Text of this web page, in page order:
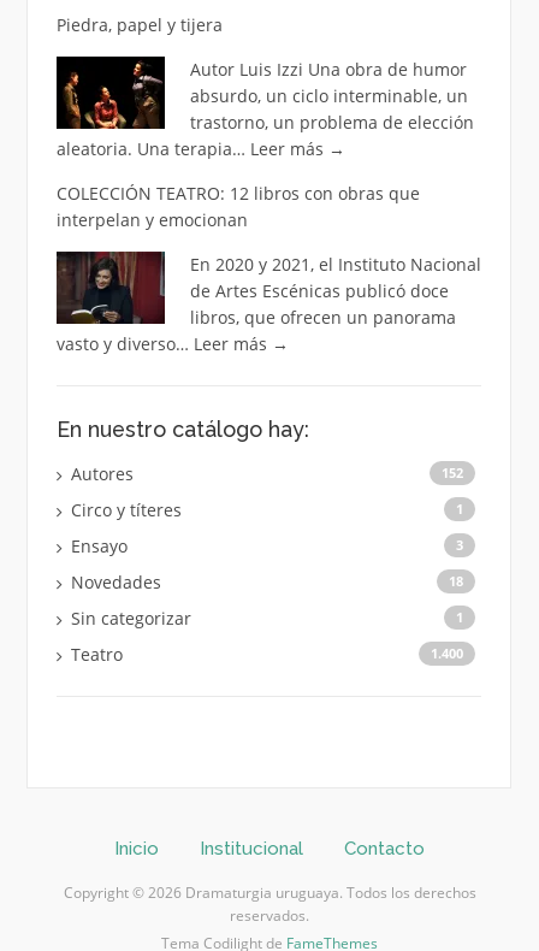
Piedra, papel y tijera
Autor Luis Izzi Una obra de humor
absurdo, un ciclo interminable, un
trastorno, un problema de elección
aleatoria. Una terapia… Leer más →
COLECCIÓN TEATRO: 12 libros con obras que
interpelan y emocionan
En 2020 y 2021, el Instituto Nacional
de Artes Escénicas publicó doce
libros, que ofrecen un panorama
vasto y diverso… Leer más →
En nuestro catálogo hay:
Autores 152
Circo y títeres 1
Ensayo 3
Novedades 18
Sin categorizar 1
Teatro 1.400
Inicio Institucional Contacto
Copyright © 2026 Dramaturgia uruguaya. Todos los derechos
reservados.
Tema Codilight de FameThemes